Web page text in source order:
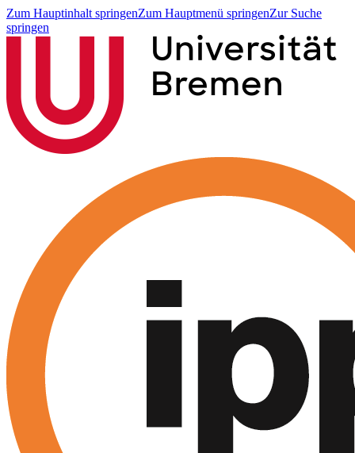
Zum Hauptinhalt springenZum Hauptmenü springenZur Suche
springen